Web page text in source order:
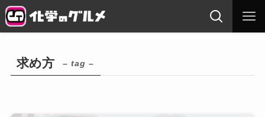
求め方 – tag –